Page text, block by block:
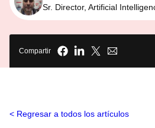
Sr. Director, Artificial
Compartir
Regresar a todos los artículos